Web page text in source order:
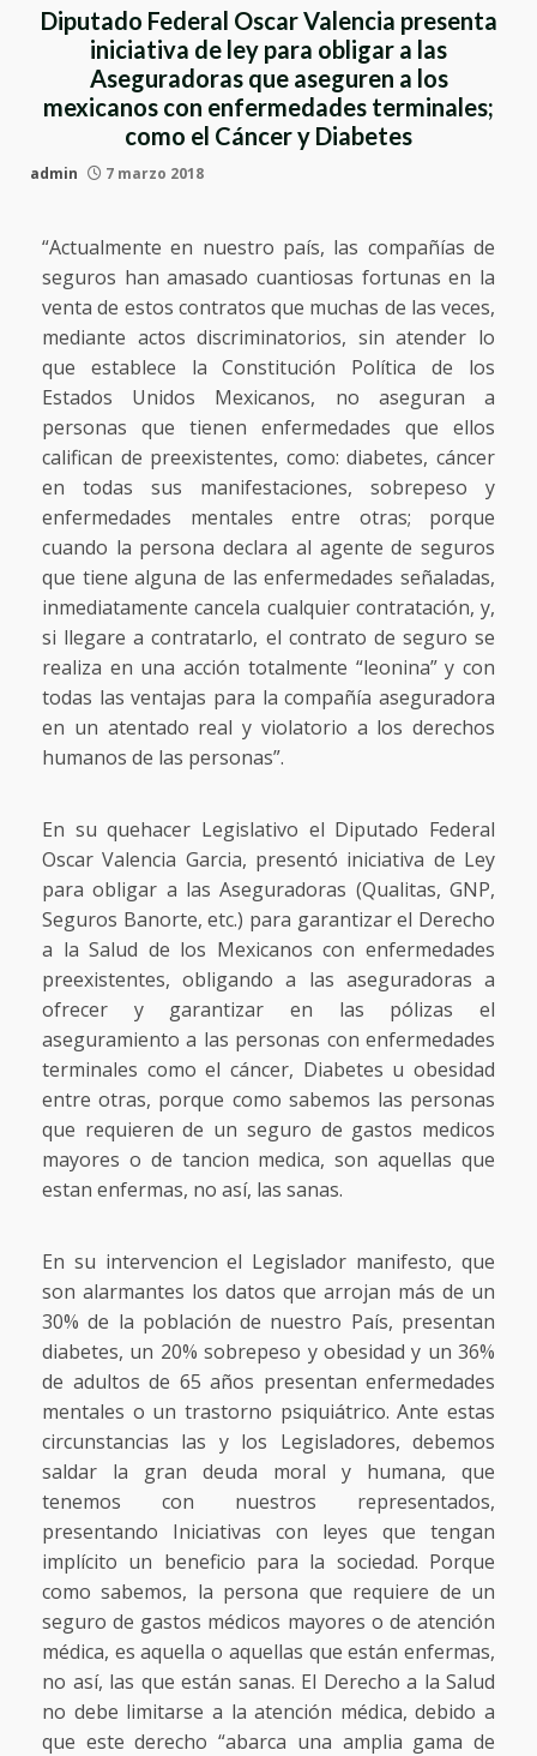
Diputado Federal Oscar Valencia presenta
iniciativa de ley para obligar a las
Aseguradoras que aseguren a los
mexicanos con enfermedades terminales;
como el Cáncer y Diabetes
admin 7 marzo 2018
“Actualmente en nuestro país, las compañías de
seguros han amasado cuantiosas fortunas en la
venta de estos contratos que muchas de las veces,
mediante actos discriminatorios, sin atender lo
que establece la Constitución Política de los
Estados Unidos Mexicanos, no aseguran a
personas que tienen enfermedades que ellos
califican de preexistentes, como: diabetes, cáncer
en todas sus manifestaciones, sobrepeso y
enfermedades mentales entre otras; porque
cuando la persona declara al agente de seguros
que tiene alguna de las enfermedades señaladas,
inmediatamente cancela cualquier contratación, y,
si llegare a contratarlo, el contrato de seguro se
realiza en una acción totalmente “leonina” y con
todas las ventajas para la compañía aseguradora
en un atentado real y violatorio a los derechos
humanos de las personas”.
En su quehacer Legislativo el Diputado Federal
Oscar Valencia Garcia, presentó iniciativa de Ley
para obligar a las Aseguradoras (Qualitas, GNP,
Seguros Banorte, etc.) para garantizar el Derecho
a la Salud de los Mexicanos con enfermedades
preexistentes, obligando a las aseguradoras a
ofrecer y garantizar en las pólizas el
aseguramiento a las personas con enfermedades
terminales como el cáncer, Diabetes u obesidad
entre otras, porque como sabemos las personas
que requieren de un seguro de gastos medicos
mayores o de tancion medica, son aquellas que
estan enfermas, no así, las sanas.
En su intervencion el Legislador manifesto, que
son alarmantes los datos que arrojan más de un
30% de la población de nuestro País, presentan
diabetes, un 20% sobrepeso y obesidad y un 36%
de adultos de 65 años presentan enfermedades
mentales o un trastorno psiquiátrico. Ante estas
circunstancias las y los Legisladores, debemos
saldar la gran deuda moral y humana, que
tenemos con nuestros representados,
presentando Iniciativas con leyes que tengan
implícito un beneficio para la sociedad. Porque
como sabemos, la persona que requiere de un
seguro de gastos médicos mayores o de atención
médica, es aquella o aquellas que están enfermas,
no así, las que están sanas. El Derecho a la Salud
no debe limitarse a la atención médica, debido a
que este derecho “abarca una amplia gama de